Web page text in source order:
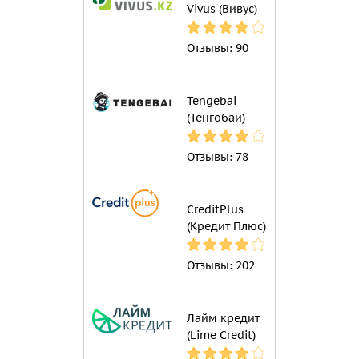
Vivus (Вивус)
Отзывы: 90
Tengebai
(Тенгобаи)
Отзывы: 78
CreditPlus
(Кредит Плюс)
Отзывы: 202
Лайм кредит
(Lime Credit)